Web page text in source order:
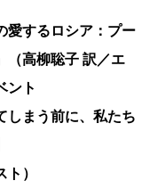
愛するロシア：プー
（高柳聡子 訳／エ
ント
しまう前に、 私たち
）